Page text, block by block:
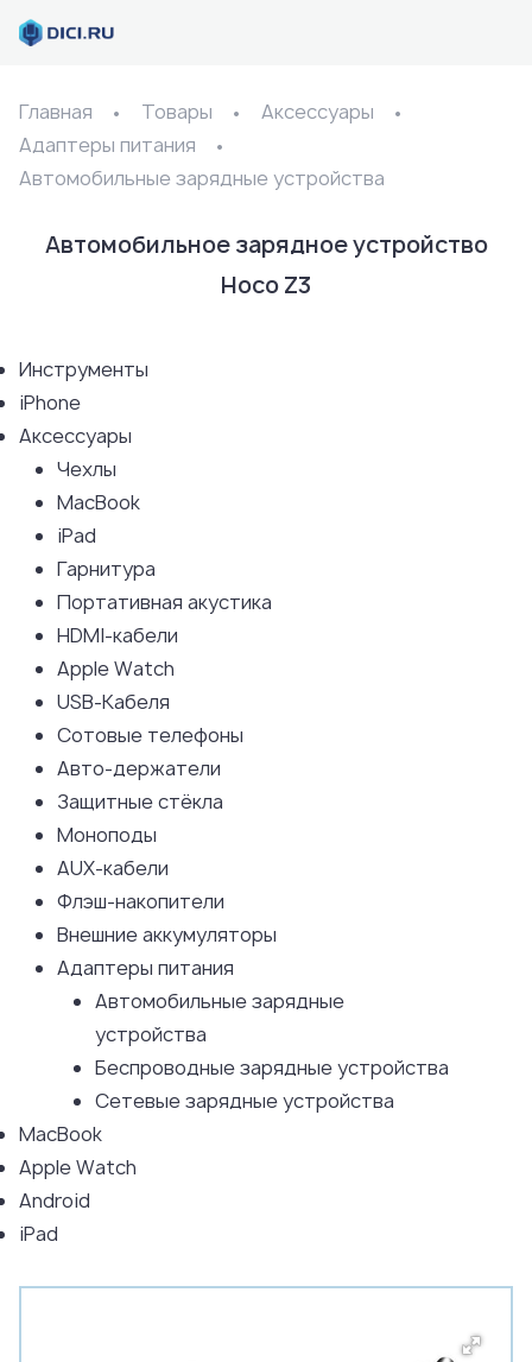
Главная Товары
Аксессуары
Адаптеры питания
Автомобильные зарядные устройства
Автомобильное зарядное устройство
Hoco Z3
Инструменты
iPhone
Аксессуары
Чехлы
MacBook
iPad
Гарнитура
Портативная акустика
HDMI-кабели
Apple Watch
USB-Кабеля
Сотовые телефоны
Авто-держатели
Защитные стёкла
Моноподы
AUX-кабели
Флэш-накопители
Внешние аккумуляторы
Адаптеры питания
Автомобильные зарядные
устройства
Беспроводные зарядные устройства
Сетевые зарядные устройства
MacBook
Apple Watch
Android
iPad